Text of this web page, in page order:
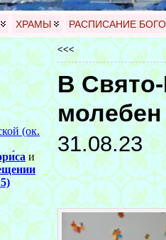
ХРАМЫ РАСПИСАНИЕ
<<<
В
молебен
31.08.23